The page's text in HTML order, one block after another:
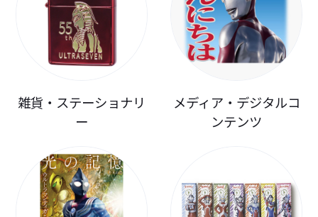
雑貨・ステーショナリ
ー
メディア・デジタルコ
ンテンツ